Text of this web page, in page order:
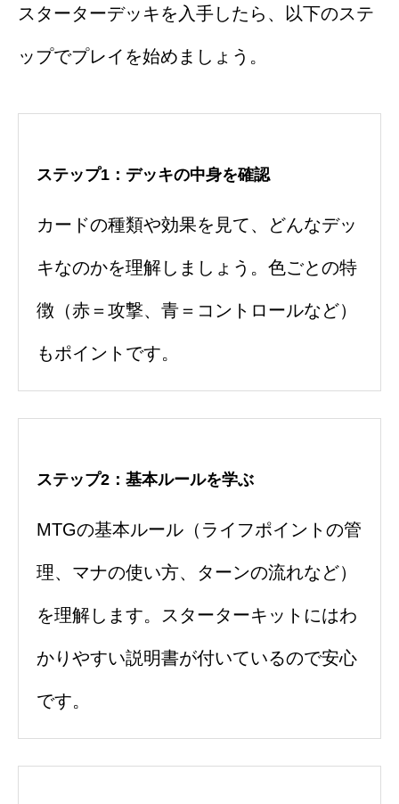
スターターデッキを入手したら、以下のステ
ップでプレイを始めましょう。
ステップ1：デッキの中身を確認
カードの種類や効果を見て、どんなデッ
キなのかを理解しましょう。色ごとの特
徴（赤＝攻撃、青＝コントロールなど）
もポイントです。
ステップ2：基本ルールを学ぶ
MTGの基本ルール（ライフポイントの管
理、マナの使い方、ターンの流れなど）
を理解します。スターターキットにはわ
かりやすい説明書が付いているので安心
です。